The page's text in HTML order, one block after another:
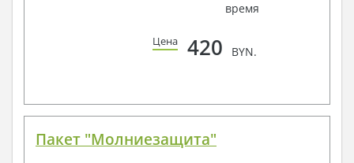
время
Цена 420 BYN.
Пакет "Молниезащита"